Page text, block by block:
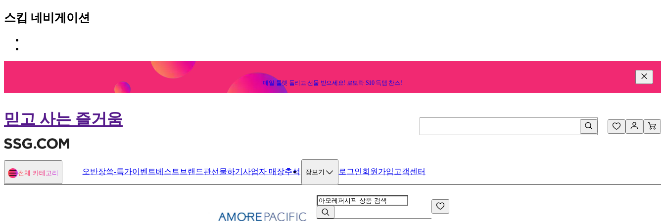
스킵 네비게이션
고
뉴
로
가
문
가
매일 룰렛 돌리고 선물 받으세요! 로보락 S10 득템 찬스!
믿고 사는 즐거움
전체 카테고리 오반장쓱-특가이벤트베스트 브랜드관선물하기 사업자 매장추석 장보기 로그인회원가입 고객센터